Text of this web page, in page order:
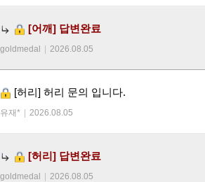
[어깨] 답변완료
goldmedal 2026.08.05
[허리] 허리 문의 입니다.
유재* 2026.08.05
[허리] 답변완료
goldmedal 2026.08.05